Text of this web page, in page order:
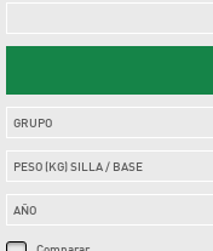
GRUPO
PESO (KG) SILLA / BASE
AÑO
Comparar